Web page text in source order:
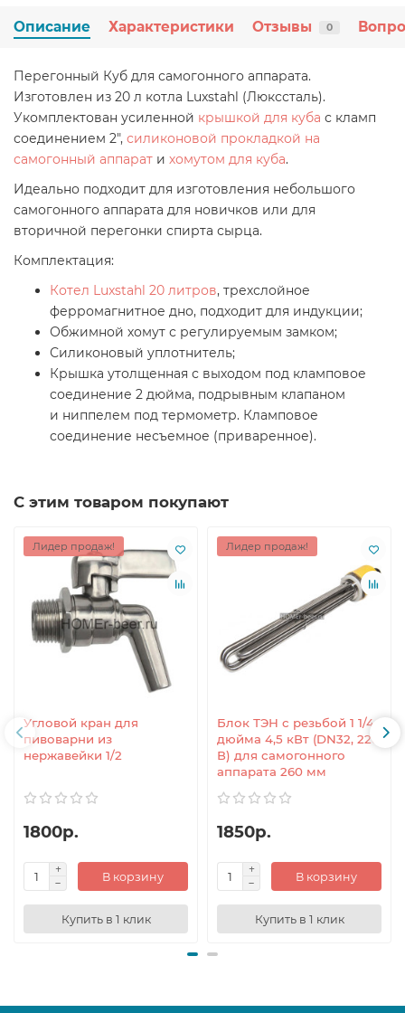
Описание Характеристики Отзывы 0
Перегонный Куб для самогонного аппарата.
Изготовлен из 20 л котла Luxstahl (Люкссталь).
Укомплектован усиленной крышкой для куба с кламп
соединением 2", силиконовой прокладкой на
самогонный аппарат и хомутом для куба.
Идеально подходит для изготовления небольшого
самогонного аппарата для новичков или для
вторичной перегонки спирта сырца.
Комплектация:
Котел Luxstahl 20 литров, трехслойное
ферромагнитное дно, подходит для индукции;
Обжимной хомут с регулируемым замком;
Силиконовый уплотнитель;
Крышка утолщенная с выходом под кламповое
соединение 2 дюйма, подрывным клапаном
и ниппелем под термометр. Кламповое
соединение несъемное (приваренное).
С этим товаром покупают
Лидер продаж!
Угловой кран для
пивоварни из
нержавейки 1/2
1800р.
В корзину
Купить в 1 клик
Лидер продаж!
Блок ТЭН с резьбой 1 1/4
дюйма 4,5 кВт (DN32, 220
В) для самогонного
аппарата 260 мм
1850р.
В корзину
Купить в 1 клик